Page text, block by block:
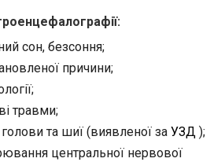
сон, безсоння;
причини;
травми;
голови та шиї (виявленої за УЗД );
центральної нервової